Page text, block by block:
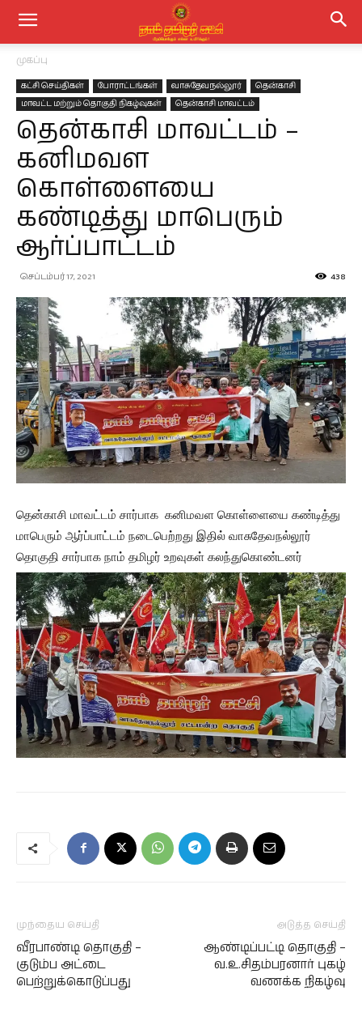
முகப்பு
கட்சி செய்திகள் போராட்டங்கள் வாசுதேவநல்லூர்
தென்காசி
மாவட்ட மற்றும் தொகுதி நிகழ்வுகள்
தென்காசி மாவட்டம்
தென்காசி மாவட்டம் –
கனிமவள
கொள்ளையை
கண்டித்து மாபெரும்
ஆர்ப்பாட்டம்
செப்டம்பர் 17, 2021 438
தென்காசி மாவட்டம் சார்பாக கனிமவள கொள்ளையை கண்டித்து
மாபெரும் ஆர்ப்பாட்டம் நடைபெற்றது இதில் வாசுதேவநல்லூர்
தொகுதி சார்பாக நாம் தமிழர் உறவுகள் கலந்துகொண்டனர்
முந்தைய செய்தி
வீரபாண்டி தொகுதி –
குடும்ப அட்டை
பெற்றுக்கொடுப்பது
அடுத்த செய்தி
ஆண்டிப்பட்டி தொகுதி –
வ.உ.சிதம்பரனார் புகழ்
வணக்க நிகழ்வு